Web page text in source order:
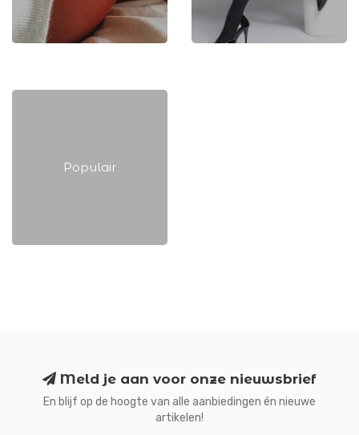
Populair
Meld je aan voor onze nieuwsbrief
En blijf op de hoogte van alle aanbiedingen én nieuwe
artikelen!